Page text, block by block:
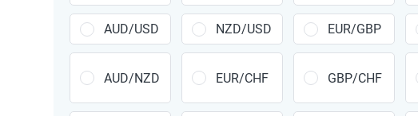
CHF/JPY 34円
AUD/USD NZD/USD EUR/GBP
AUD/NZD EUR/CHF GBP/CHF